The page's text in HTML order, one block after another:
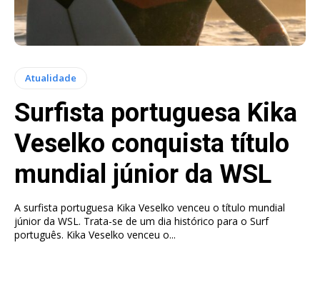
Atualidade
Surfista portuguesa Kika
Veselko conquista título
mundial júnior da WSL
A surfista portuguesa Kika Veselko venceu o título mundial
júnior da WSL. Trata-se de um dia histórico para o Surf
português. Kika Veselko venceu o...